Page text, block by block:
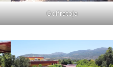
Golfratoja